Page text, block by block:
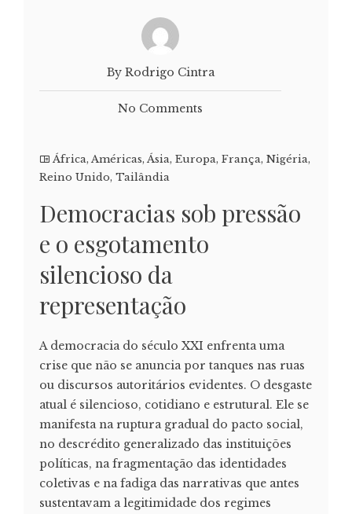
By Rodrigo Cintra
No Comments
África, Américas, Ásia, Europa, França, Nigéria,
Reino Unido, Tailândia
Democracias sob pressão
e o esgotamento
silencioso da
representação
A democracia do século XXI enfrenta uma
crise que não se anuncia por tanques nas ruas
ou discursos autoritários evidentes. O desgaste
atual é silencioso, cotidiano e estrutural. Ele se
manifesta na ruptura gradual do pacto social,
no descrédito generalizado das instituições
políticas, na fragmentação das identidades
coletivas e na fadiga das narrativas que antes
sustentavam a legitimidade dos regimes